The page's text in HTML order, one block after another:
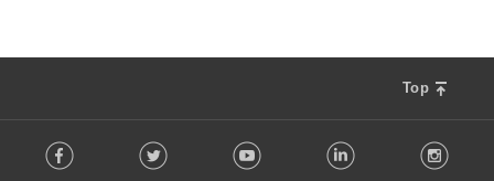
Top
o Facebook Twitter Youtube LinkedIn